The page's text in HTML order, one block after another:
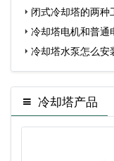
闭式冷却塔的两
冷却塔电机和普通
吗…冷却塔水泵怎么安
冷却塔产品